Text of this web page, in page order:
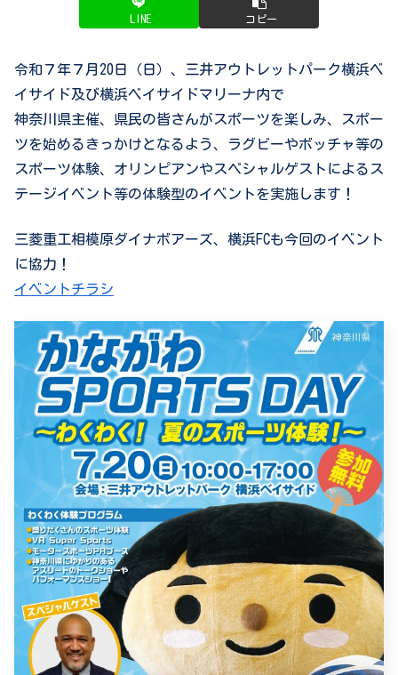
LINE コピー
令和７年７月 20日（日）、三井アウトレットパーク横浜ベ
イサイド及び横浜ベイサイドマリーナ内で
神奈川県主催、県民の皆さんがスポーツを楽しみ、スポー
ツを始めるきっかけとなるよう、ラグビーやボッチャ等の
スポーツ体験、オリンピアンやスペシャルゲストによるス
テージイベント等の体験型のイベントを実施します！
三菱重工相模原ダイナボアーズ、横浜FCも今回のイベント
に協力！
イベントチラシ